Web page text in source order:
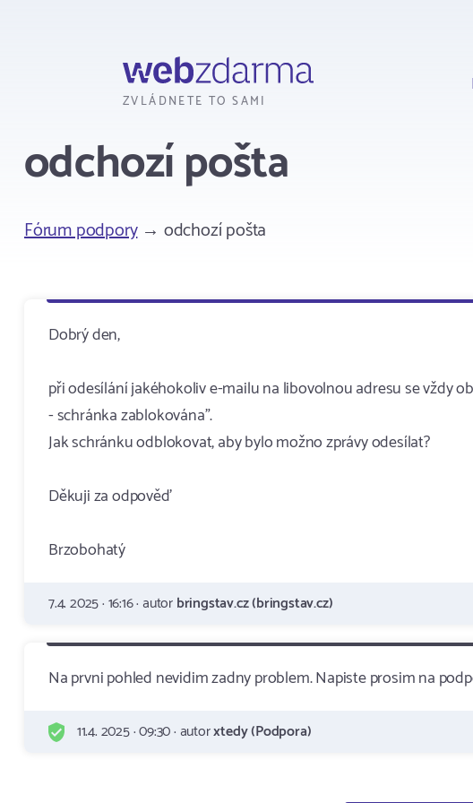
ZVLÁDNETE TO SAMI
odchozí pošta
Fórum podpory→ odchozí pošta
Dobrý den,
při odesílání jakéhokoliv e-mailu na libovolnou adresu se vždy
- schránka zablokována".
Jak schránku odblokovat, aby bylo možno zprávy odesílat?
Děkuji za odpověď
Brzobohatý
7.4. 2025 · 16:16 · autorbringstav.cz (bringstav.cz)
Na prvni pohled nevidim zadny problem. Napiste prosim na
11.4. 2025 · 09:30 · autorxtedy (Podpora)